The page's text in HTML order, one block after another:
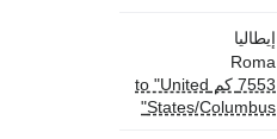
إيطاليا
Roma
7553 كم to "United
States/Columbus"